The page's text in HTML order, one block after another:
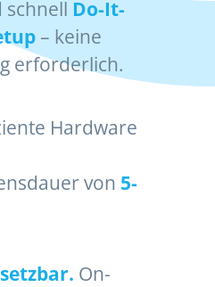
schnell Do-It-
– keine
erforderlich.
Hardware
von 5-
On-